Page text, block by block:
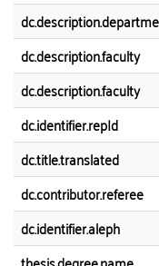
dc.description.faculty
dc.description.faculty
dc.identifier.repId
dc.title.translated
dc.contributor.referee
dc.identifier.aleph